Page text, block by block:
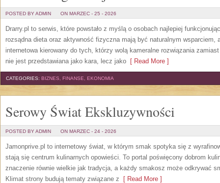
POSTED BY ADMIN ON MARZEC - 25 - 2026
Drarry.pl to serwis, które powstało z myślą o osobach najlepiej
rozsądna dieta oraz aktywność fizyczna mają być naturalnym wsparciem,
internetowa kierowany do tych, którzy wolą kameralne rozwiązania
nie jest przedstawiana jako kara, lecz jako [ Read More ]
CATEGORIES: BIZNES, FINANSE, EKONOMIA
Serowy Świat Ekskluzywności
POSTED BY ADMIN ON MARZEC - 24 - 2026
Jamonprive.pl to internetowy świat, w którym smak spotyka się z
stają się centrum kulinarnych opowieści. To portal poświęcony dobrom
znaczenie równie wielkie jak tradycja, a każdy smakosz może odkrywać
Klimat strony budują tematy związane z [ Read More ]